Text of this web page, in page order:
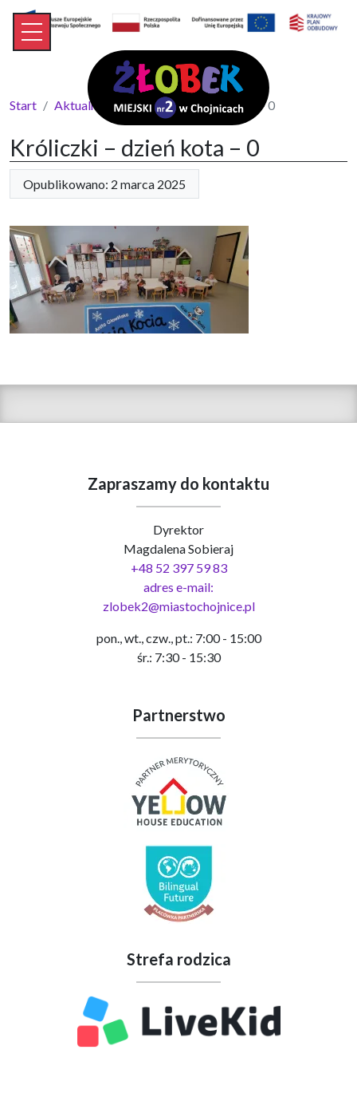
Start Aktualności Króliczki – dzień kota – 0
Króliczki – dzień kota – 0
Opublikowano: 2 marca 2025
Zapraszamy do kontaktu
Dyrektor
Magdalena Sobieraj
+48 52 397 59 83
adres e-mail:
zlobek2@miastochojnice.pl
pon., wt., czw., pt.: 7:00 - 15:00
śr.: 7:30 - 15:30
Partnerstwo
Strefa rodzica